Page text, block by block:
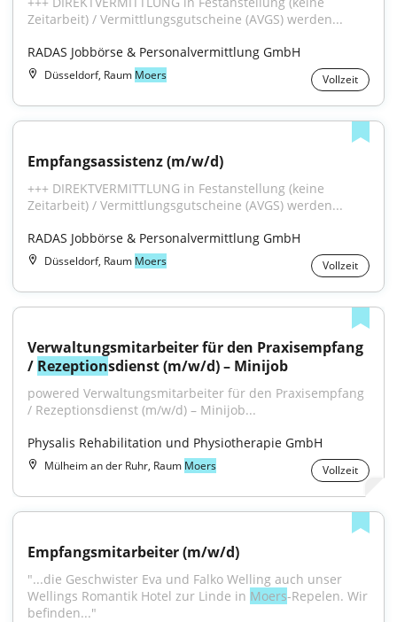
Zeitarbeit) / Vermittlungsgutscheine (AVGS) werden...
RADAS Jobbörse & Personalvermittlung GmbH
Düsseldorf, Raum Moers Vollzeit
Empfangsassistenz (m/w/d)
+++ DIREKTVERMITTLUNG in Festanstellung (keine
Zeitarbeit) / Vermittlungsgutscheine (AVGS) werden...
RADAS Jobbörse & Personalvermittlung GmbH
Düsseldorf, Raum Moers Vollzeit
Verwaltungsmitarbeiter für den Praxisempfang
/ Rezeptionsdienst (m/w/d) – Minijob
powered Verwaltungsmitarbeiter für den Praxisempfang
/ Rezeptionsdienst (m/w/d) – Minijob...
Physalis Rehabilitation und Physiotherapie GmbH
Mülheim an der Ruhr, Raum Moers Vollzeit
Empfangsmitarbeiter (m/w/d)
"...die Geschwister Eva und Falko Welling auch unser
Wellings Romantik Hotel zur Linde in Moers-Repelen. Wir
befinden..."